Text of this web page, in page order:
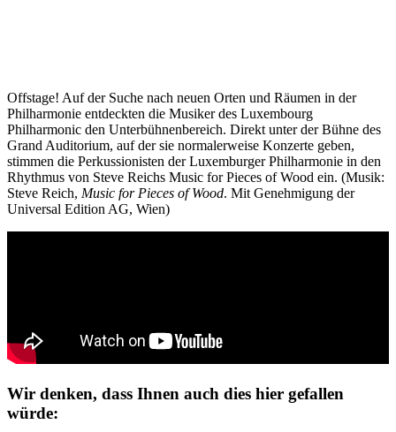
Offstage! Auf der Suche nach neuen Orten und Räumen in der
Philharmonie entdeckten die Musiker des Luxembourg
Philharmonic den Unterbühnenbereich. Direkt unter der Bühne des
Grand Auditorium, auf der sie normalerweise Konzerte geben,
stimmen die Perkussionisten der Luxemburger Philharmonie in den
Rhythmus von Steve Reichs Music for Pieces of Wood ein. (Musik:
Steve Reich, Music for Pieces of Wood. Mit Genehmigung der
Universal Edition AG, Wien)
Wir denken, dass Ihnen auch dies hier gefallen
würde: